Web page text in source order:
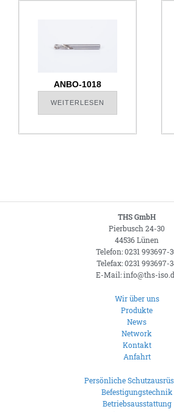
ANBO-1018
WEITERLESEN
THS GmbH
Pierbusch 24-30
44536 Lünen
Telefon: 0231 993697-
Telefax: 0231 993697-
E-Mail: info@ths-
Wir über uns
Produkte
News
Network
Kontakt
Anfahrt
Persönliche
Befestigungstechnik
Betriebsausstattung